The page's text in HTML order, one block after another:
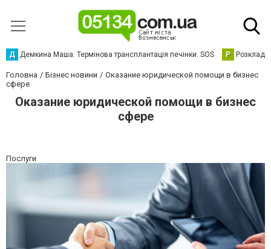
Д Демкина Маша. Термінова трансплантація печінки. SOS Р Розклад
Головна Бізнес новини
Оказание юридической помощи в бизнес
сфере
Оказание юридической помощи в бизнес
сфере
Послуги